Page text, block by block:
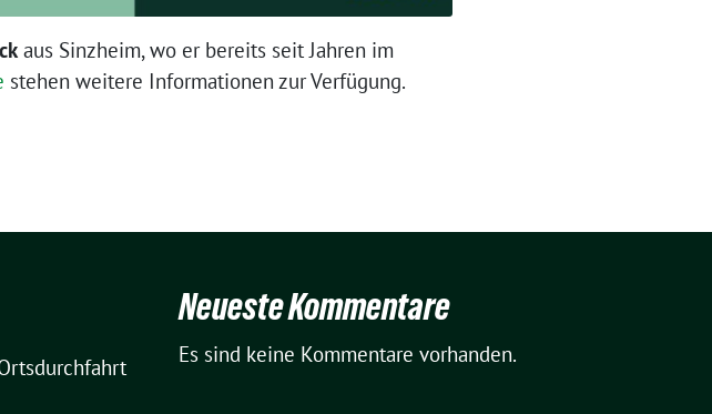
aus Sinzheim, wo er bereits seit Jahren im
stehen weitere Informationen zur Verfügung.
Neueste Kommentare
Es sind keine Kommentare vorhanden.